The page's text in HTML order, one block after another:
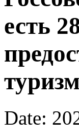
есть
Date: